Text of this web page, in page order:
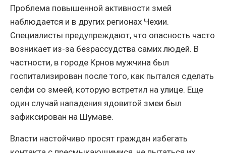
Проблема повышенной активности змей
наблюдается и в других регионах Чехии.
Специалисты предупреждают, что опасность часто
возникает из-за безрассудства самих людей. В
частности, в городе Крнов мужчина был
госпитализирован после того, как пытался сделать
селфи со змеей, которую встретил на улице. Еще
один случай нападения ядовитой змеи был
зафиксирован на Шумаве.
Власти настойчиво просят граждан избегать